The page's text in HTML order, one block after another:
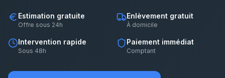
Motorisations
Électrique HS par département
Sinistres
Estimation gratuite
Offre sous 24h
Enlèvement gratuit
À domicile
Intervention rapide
Sous 48h
Paiement immédiat
Comptant